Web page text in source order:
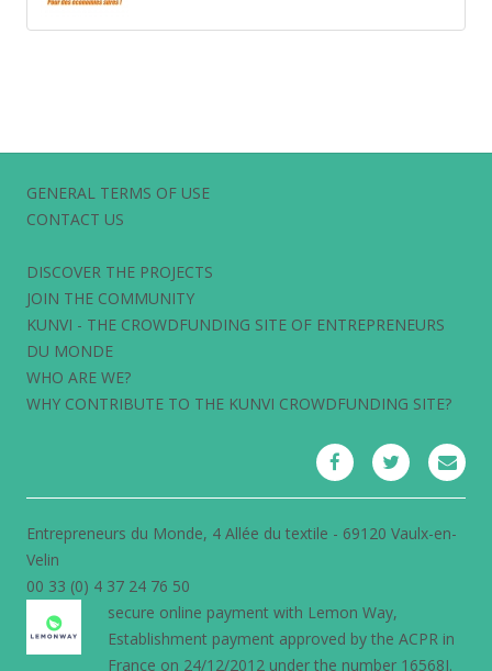
GENERAL TERMS OF USE
CONTACT US
DISCOVER THE PROJECTS
JOIN THE COMMUNITY
KUNVI - THE CROWDFUNDING SITE OF ENTREPRENEURS
DU MONDE
WHO ARE WE?
WHY CONTRIBUTE TO THE KUNVI CROWDFUNDING SITE?
Entrepreneurs du Monde, 4 Allée du textile - 69120 Vaulx-en-
Velin
00 33 (0) 4 37 24 76 50
secure online payment with Lemon Way,
Establishment payment approved by the ACPR in
France on 24/12/2012 under the number 16568J.